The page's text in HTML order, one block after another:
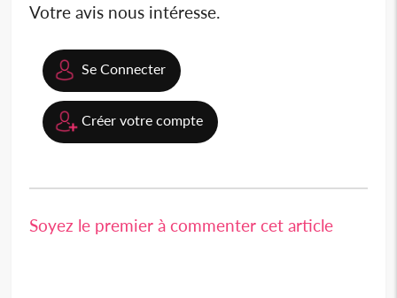
Votre avis nous intéresse.
Se Connecter
Créer votre compte
Soyez le premier à commenter cet article